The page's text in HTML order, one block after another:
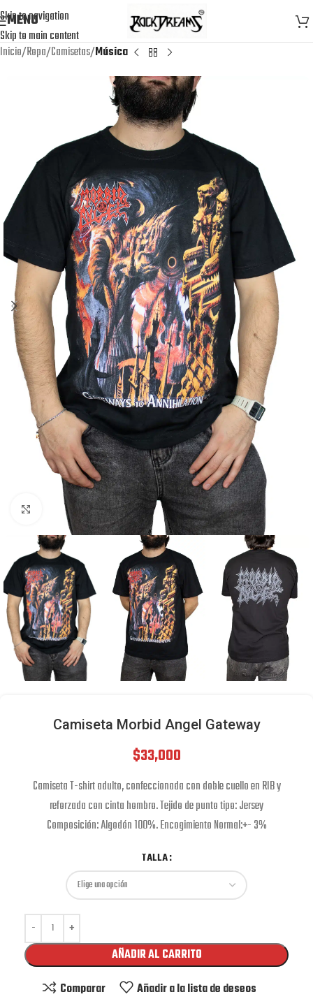
Skip to navigation
Skip to main content
MENU
Inicio Ropa Camisetas Música
Click to enlarge
Camiseta Morbid Angel Gateway
$33,000
Camiseta T-shirt adulto, confeccionada con doble cuello en RIB y
reforzada con cinta hombro. Tejido de punto tipo: Jersey
Composición: Algodón 100%. Encogimiento Normal:+- 3%
TALLA
AÑADIR AL CARRITO
Comparar
Añadir a la lista de deseos